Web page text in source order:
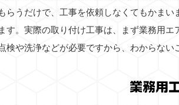
らうだけで、工事を依頼しなくてもかま
す。実際の取り付け工事は、まず業務用
検や洗浄などが必要ですから、わからな
業務用